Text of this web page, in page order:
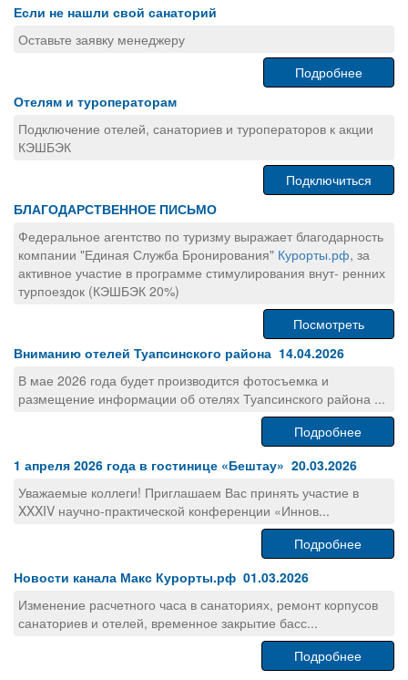
Если не нашли свой санаторий
Оставьте заявку менеджеру
Подробнее
Отелям и туроператорам
Подключение отелей, санаториев и туроператоров к акции
КЭШБЭК
Подключиться
БЛАГОДАРСТВЕННОЕ ПИСЬМО
Федеральное агентство по туризму выражает благодарность
компании "Единая Служба Бронирования" Курорты.рф, за
активное участие в программе стимулирования внут- ренних
турпоездок (КЭШБЭК 20%)
Посмотреть
Вниманию отелей Туапсинского района 14.04.2026
В мае 2026 года будет производится фотосъемка и
размещение информации об отелях Туапсинского района ...
Подробнее
1 апреля 2026 года в гостинице «Бештау» 20.03.2026
Уважаемые коллеги! Приглашаем Вас принять участие в
XXXIV научно-практической конференции «Иннов...
Подробнее
Новости канала Макс Курорты.рф 01.03.2026
Изменение расчетного часа в санаториях, ремонт корпусов
санаториев и отелей, временное закрытие басс...
Подробнее